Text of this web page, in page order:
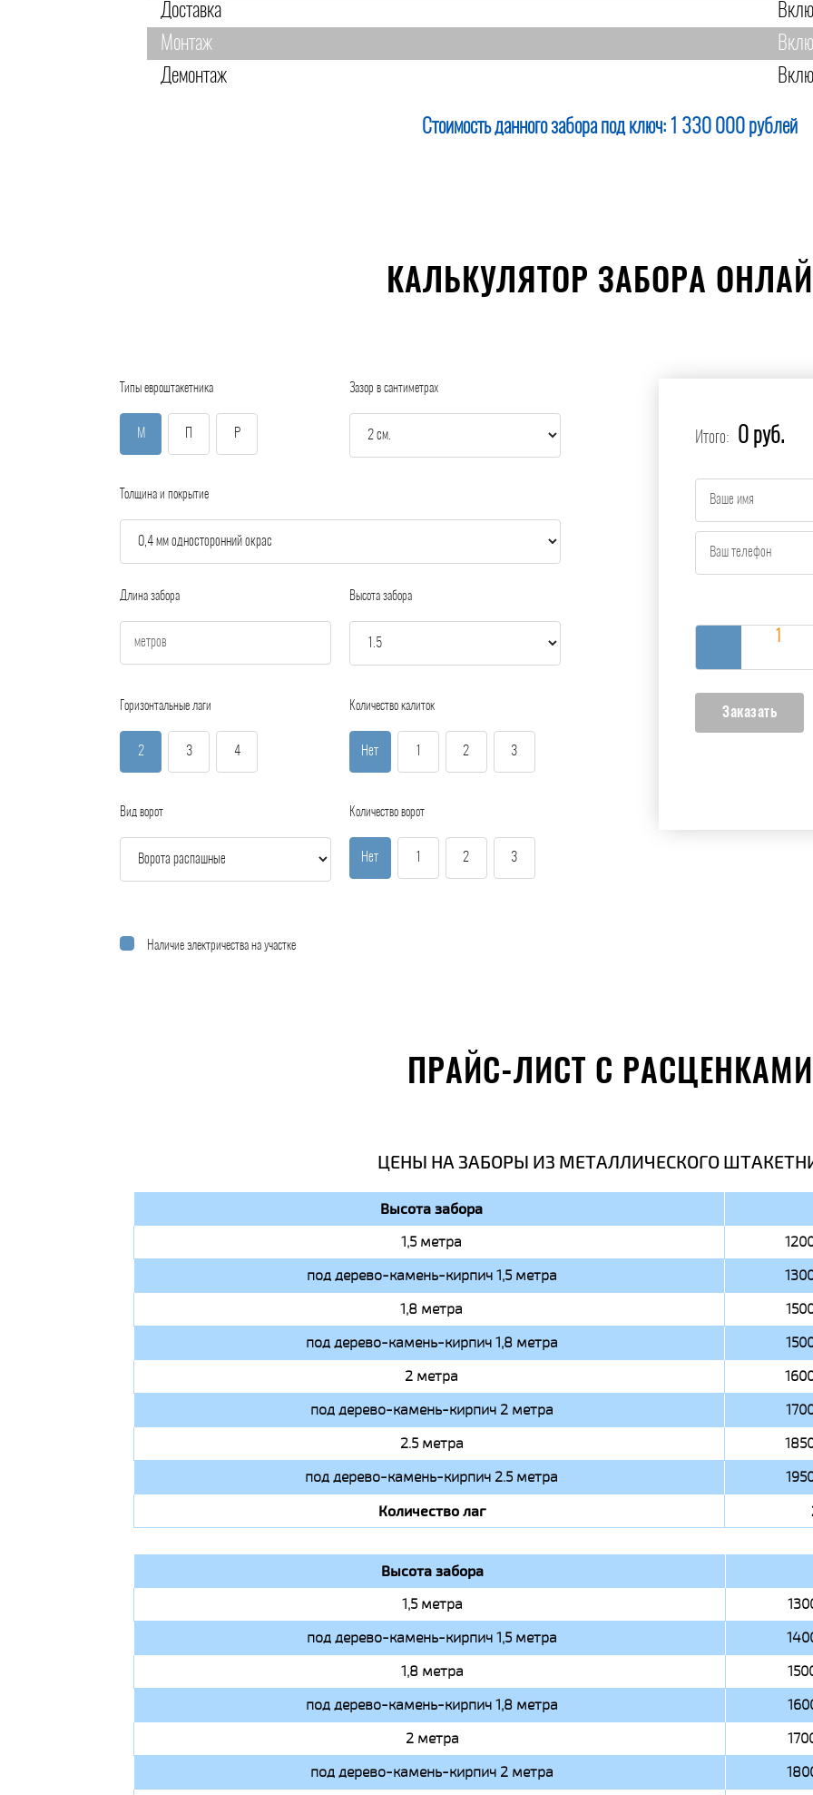
Доставка
Монтаж
Демонтаж
Стоимость данного забора под ключ: 1 330 000 рублей
КАЛЬКУЛЯТОР ЗАБОРА
Типы евроштакетника
М Р
Зазор в сантиметрах
Толщина и покрытие
Длина забора Высота забора
Горизонтальные лаги
2 3 4
Количество калиток
Нет 2 3
Вид ворот Количество ворот
Нет 2 3
Наличие электричества на участке
Итого: 0 руб.
ПРАЙС-ЛИСТ С РАСЦЕНКАМИ
ЦЕНЫ НА ЗАБОРЫ ИЗ МЕТАЛЛИЧЕСКОГО
Высота забора
1,5 метра
под дерево-камень-кирпич 1,5 метра
1,8 метра
под дерево-камень-кирпич 1,8 метра
2 метра
под дерево-камень-кирпич 2 метра
2.5 метра
под дерево-камень-кирпич 2.5 метра
Количество лаг
Высота забора
1,5 метра
под дерево-камень-кирпич 1,5 метра
1,8 метра
под дерево-камень-кирпич 1,8 метра
2 метра
под дерево-камень-кирпич 2 метра